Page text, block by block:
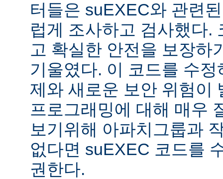
터들은 suEXEC와 관련
럽게 조사하고 검사했다.
고 확실한 안전을 보장하
기울였다. 이 코드를 수
제와 새로운 보안 위험이
프로그래밍에 대해 매우
보기위해 아파치그룹과
없다면 suEXEC 코드를
권한다.